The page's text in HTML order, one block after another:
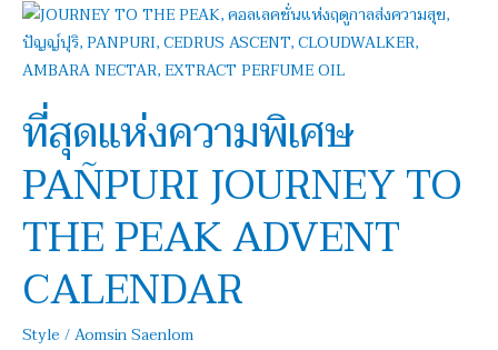
ที่สุดแห่งความพิเศษ
PAÑPURI JOURNEY TO
THE PEAK ADVENT
CALENDAR
Style /Aomsin Saenlom
ที่สุด
แห่ง
ความ
พิเศษ
PAÑPURI
JOURNEY
TO
PEAK
CALENDAR